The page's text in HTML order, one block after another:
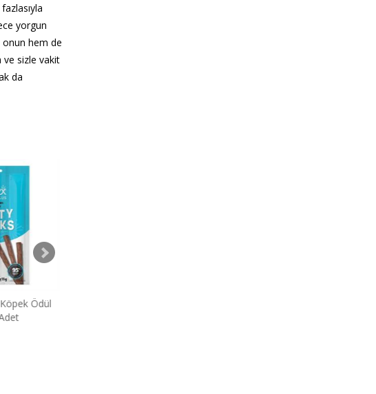
yorgun
onun hem de
ve sizle vakit
da
2x45-55